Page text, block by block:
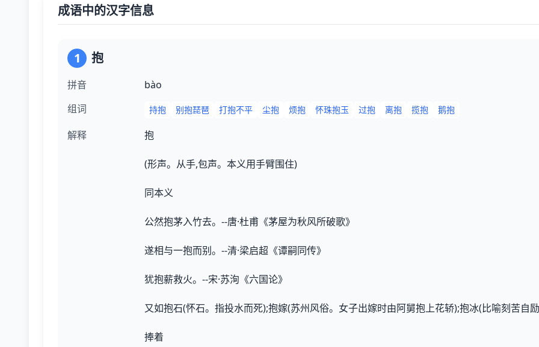
成语中的汉字信息
1 抱
拼音
bào
组词
持抱 别抱琵琶 打抱不平 尘抱 烦抱 怀珠抱玉 过抱 离抱 揽抱 鹅抱
解释 抱
(形声。从手,包声。本义用手臂围住)
同本义
公然抱茅入竹去。--唐·杜甫《茅屋为秋风所破歌》
遂相与一抱而别。--清·梁启超《谭嗣同传》
犹抱薪救火。--宋·苏洵《六国论》
又如抱石(怀石。指投水而死);抱嫁(苏州风俗。女子出嫁时由阿舅抱上花轿);抱冰(比喻刻苦自
捧着